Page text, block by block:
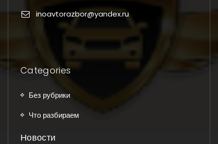
inoavtorazbor@yandex.ru
Categories
Без рубрики
Что разбираем
Новости